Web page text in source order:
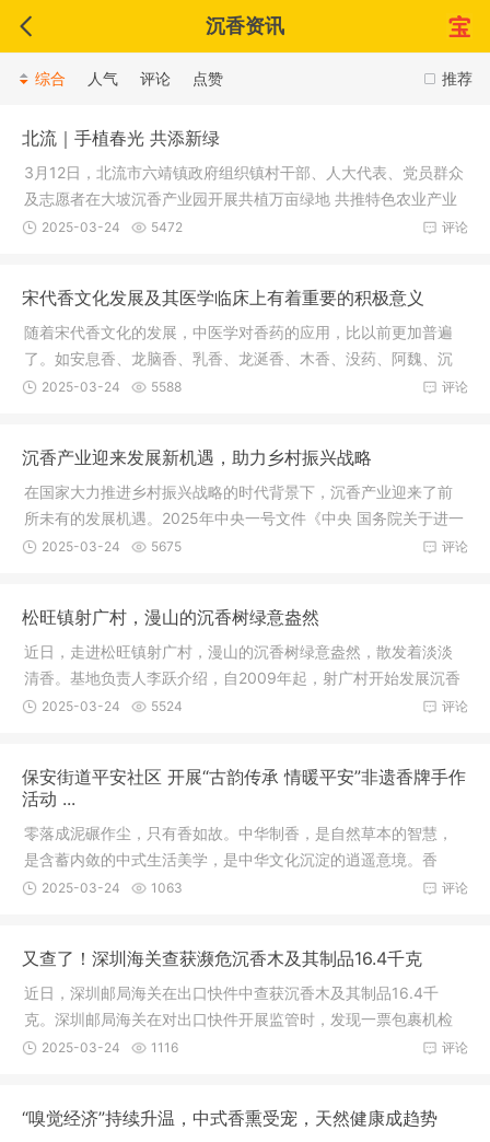
沉香资讯
推荐
综合 人气 评论 点赞
北流｜手植春光 共添新绿
3月12日，北流市六靖镇政府组织镇村干部、人大代表、党员群众
及志愿者在大坡沉香产业园开展共植万亩绿地 共推特色农业产业
发展主
评论
2025-03-24 5472
宋代香文化发展及其医学临床上有着重要的积极意义
随着宋代香文化的发展，中医学对香药的应用，比以前更加普遍
了。如安息香、龙脑香、乳香、龙涎香、木香、没药、阿魏、沉
香、苏合
评论
2025-03-24 5588
沉香产业迎来发展新机遇，助力乡村振兴战略
在国家大力推进乡村振兴战略的时代背景下，沉香产业迎来了前
所未有的发展机遇。2025年中央一号文件《中央 国务院关于进一
步深化
评论
2025-03-24 5675
松旺镇射广村，漫山的沉香树绿意盎然
近日，走进松旺镇射广村，漫山的沉香树绿意盎然，散发着淡淡
清香。基地负责人李跃介绍，自2009年起，射广村开始发展沉香
产业，从
评论
2025-03-24 5524
保安街道平安社区 开展“古韵传承 情暖平安”非遗香牌手作
活动 ...
零落成泥碾作尘，只有香如故。中华制香，是自然草本的智慧，
是含蓄内敛的中式生活美学，是中华文化沉淀的逍遥意境。香
牌，不仅仅
评论
2025-03-24 1063
又查了！深圳海关查获濒危沉香木及其制品16.4千克
近日，深圳邮局海关在出口快件中查获沉香木及其制品16.4千
克。深圳邮局海关在对出口快件开展监管时，发现一票包裹机检
图像异常，
评论
2025-03-24 1116
“嗅觉经济”持续升温，中式香熏受宠，天然健康成趋势